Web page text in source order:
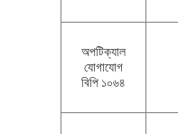
অপটিক্যাল
যোগাযোগ
বিপি ১০৬৪